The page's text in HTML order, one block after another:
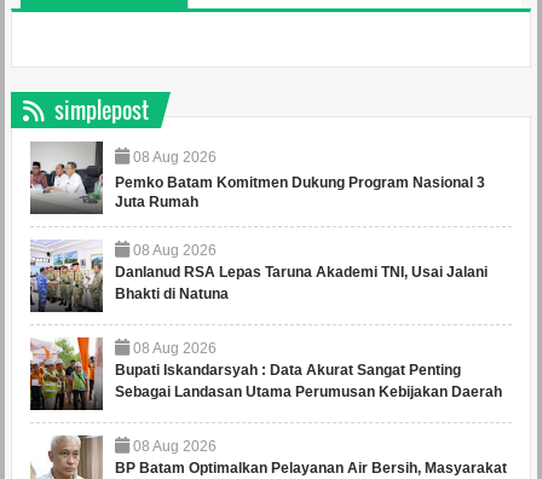
simplepost
08 Aug 2026
Pemko Batam Komitmen Dukung Program Nasional 3
Juta Rumah
08 Aug 2026
Danlanud RSA Lepas Taruna Akademi TNI, Usai Jalani
Bhakti di Natuna
08 Aug 2026
Bupati Iskandarsyah : Data Akurat Sangat Penting
Sebagai Landasan Utama Perumusan Kebijakan Daerah
08 Aug 2026
BP Batam Optimalkan Pelayanan Air Bersih, Masyarakat